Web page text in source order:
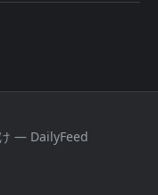
— DailyFeed